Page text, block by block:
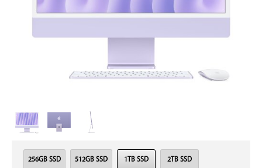
256GB SSD 512GB SSD 1TB SSD 2TB SSD